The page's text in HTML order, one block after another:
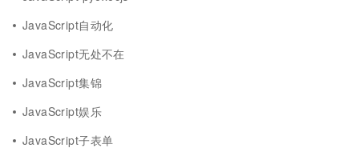
JavaScript自动化
JavaScript无处不在
JavaScript集锦
JavaScript娱乐
JavaScript子表单